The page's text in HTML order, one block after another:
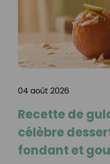
04 août 2026
Recette de
célèbre
fondant et